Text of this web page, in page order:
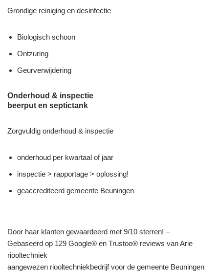
Grondige reiniging en desinfectie
Biologisch schoon
Ontzuring
Geurverwijdering
Onderhoud & inspectie
beerput en septictank
Zorgvuldig onderhoud & inspectie
onderhoud per kwartaal of jaar
inspectie > rapportage > oplossing!
geaccrediteerd gemeente Beuningen
Door haar klanten gewaardeerd met 9/10 sterren! –
Gebaseerd op 129 Google® en Trustoo® reviews van Arie
riooltechniek
aangewezen riooltechniekbedrijf voor de gemeente Beuningen